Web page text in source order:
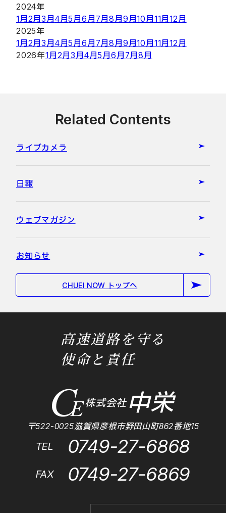
2024年
1月2月3月4月5月6月 7月8月9月10月11月12月
2025年
1月2月3月4月5月6月 7月8月9月10月11月12月
2026年1月2月3月4月5月6月 7月8月
Related Contents
ライブカメラ
日報
ウェブマガジン
お知らせ
CHUEI NOW トップへ
高速道路を守る
使命と責任
株式会社中栄
〒522-0025滋賀県彦根市野田山町862番地15
TEL 0749-27-6868
FAX 0749-27-6869